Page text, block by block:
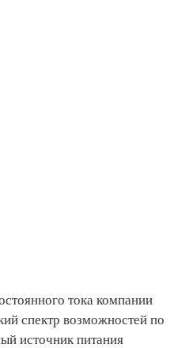
тока компании
спектр возможностей по
источник питания